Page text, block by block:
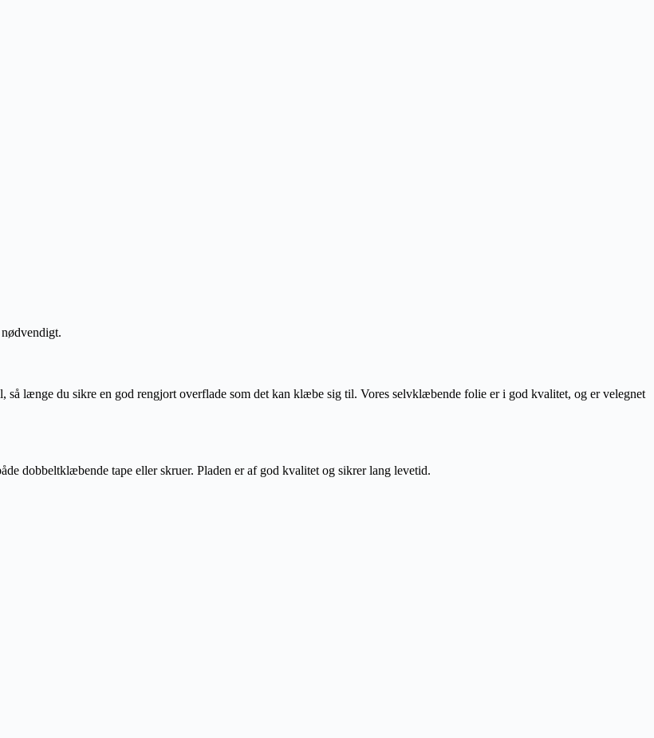
længe du sikre en god rengjort overflade som det kan klæbe sig til. Vores selvklæbende folie er i god kvalitet, og er velegnet
dobbeltklæbende tape eller skruer. Pladen er af god kvalitet og sikrer lang levetid.